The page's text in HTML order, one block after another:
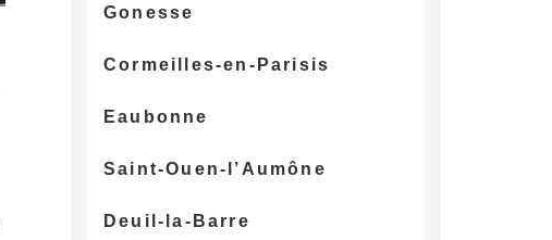
Gonesse
Cormeilles-en-Parisis
Eaubonne
Saint-Ouen-l’Aumône
Deuil-la-Barre